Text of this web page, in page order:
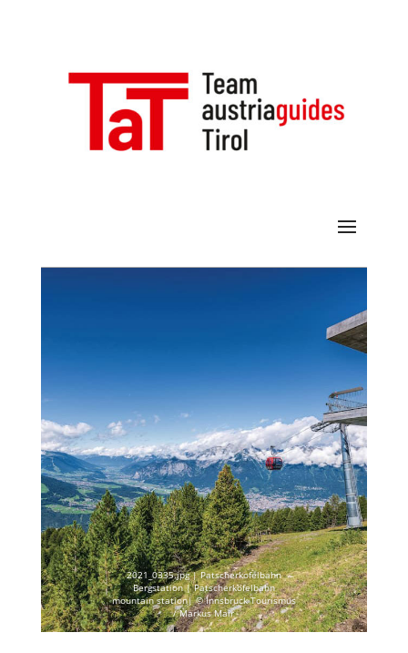
2021_0335.jpg | Patscherkofelbahn
Bergstation | Patscherkofelbahn
mountain station| © Innsbruck Tourismus
/ Markus Mair